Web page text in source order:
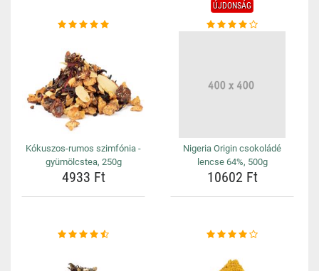
Kókuszos-rumos szimfónia -
gyümölcstea, 250g
4933 Ft
ÚJDONSÁG
Nigeria Origin csokoládé
lencse 64%, 500g
10602 Ft